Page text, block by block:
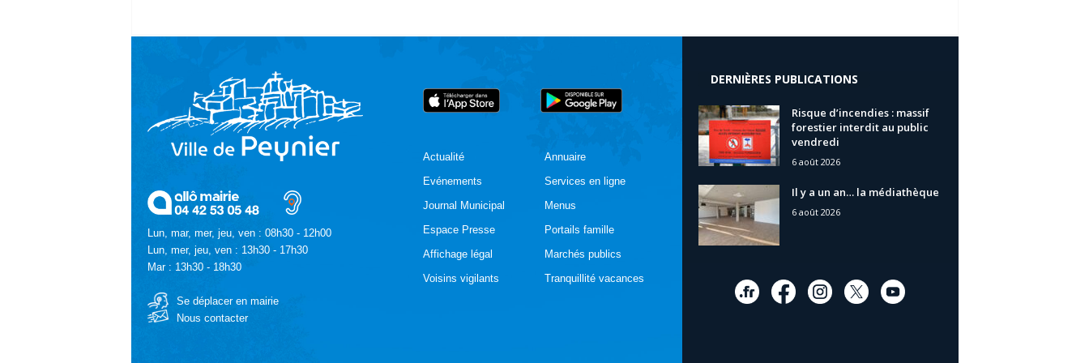
Lun, mar, mer, jeu, ven : 08h30 - 12h00
Lun, mer, jeu, ven : 13h30 - 17h30
Mar : 13h30 - 18h30
Se déplacer en mairie
Nous contacter
Actualité
Evénements
Journal Municipal
Espace Presse
Affichage légal
Voisins vigilants
Annuaire
Services en ligne
Menus
Portails famille
Marchés publics
Tranquillité vacances
DERNIÈRES PUBLICATIONS
Risque d’incendies : massif
forestier interdit au public
vendredi
6 août 2026
Il y a un an… la médiathèque
6 août 2026